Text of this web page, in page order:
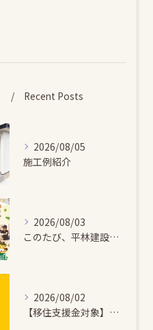
Recent Posts
2026/08/05
施工例紹介
2026/08/03
このたび、平林建設では、お子さまが木とふれあい・木について学...
2026/08/02
【移住支援金対象】【未経験歓迎】大多喜町で「見えないところも...